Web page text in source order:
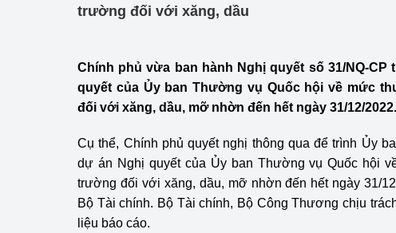
Cơ cấu tổ chức
Hoạt động của Bộ trưởng
Công Thương - Công luận
Họp
Điểm
Lịch sử phát triển
Bản tin Thị trường Nông
trường đối với xăng, dầu
Chính phủ vừa ban hành Nghị quyết số 31/NQ-CP
quyết của Ủy ban Thường vụ Quốc hội về mức
đối với xăng, dầu, mỡ nhờn đến hết ngày 31/12/2022.
Cụ thể, Chính phủ quyết nghị thông qua để trình Ủy
dự án Nghị quyết của Ủy ban Thường vụ Quốc hội
trường đối với xăng, dầu, mỡ nhờn đến hết ngày 31/
Bộ Tài chính. Bộ Tài chính, Bộ Công Thương chịu
liệu báo cáo.